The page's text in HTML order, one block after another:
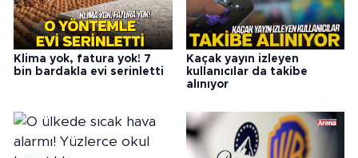
Klima yok, fatura yok! 7
bin bardakla evi serinletti
Kaçak yayın izleyen
kullanıcılar da takibe
alınıyor